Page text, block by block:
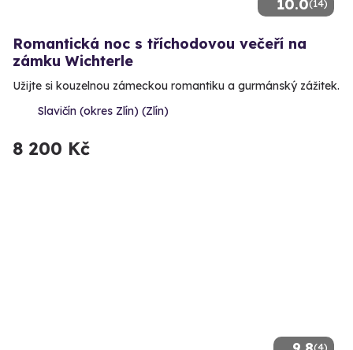
10.0(14)
Romantická noc s tříchodovou večeří na
zámku Wichterle
Užijte si kouzelnou zámeckou romantiku a gurmánský zážitek.
Slavičín (okres Zlín) (Zlín)
8 200 Kč
(4)